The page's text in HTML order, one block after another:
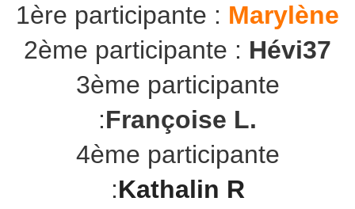
1ère participante : Marylène
2ème participante : Hévi37
3ème participante
:Françoise L.
4ème participante
:Kathalin R